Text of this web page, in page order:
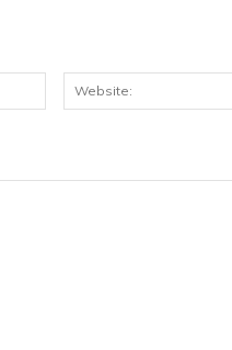
Posta: